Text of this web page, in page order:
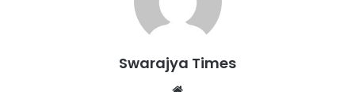
Swarajya Times